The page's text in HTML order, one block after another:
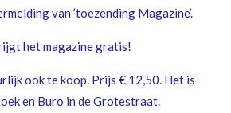
van ’toezending Magazine’.
het magazine gratis!
ook te koop. Prijs € 12,50. Het is
en Buro in de Grotestraat.